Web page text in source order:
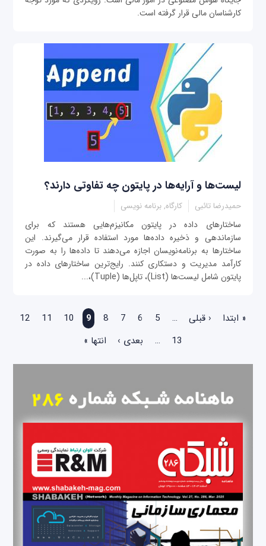
کارشناسان مالی قرار گرفته است.
لیست‌ها و آرایه‌ها در پایتون چه تفاوتی دارند؟
حمیدرضا تائبی کارگاه, برنامه نویسی
ساختارهای داده در پایتون مکانیزم‌هایی هستند که برای
سازماندهی و ذخیره داده‌ها مورد استفاده قرار می‌گیرند. این
ساختارها به برنامه‌نویسان اجازه می‌دهند تا داده‌ها را به صورت
کارآمد مدیریت و دستکاری کنند. رایج‌ترین ساختارهای داده در
پایتون شامل لیست‌ها (List)، تاپل‌ها (Tuple)،...
صفحه‌ها
« ابتدا ‹ قبلی …
5
6
7
8
9
10
11
12
13
… بعدی › انتها »